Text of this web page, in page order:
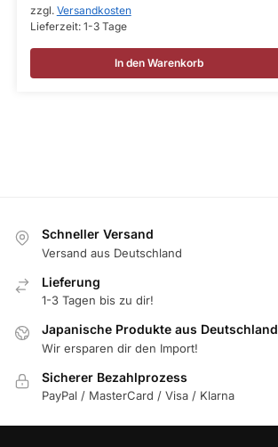
zzgl. Versandkosten
Lieferzeit: 1-3 Tage
In den Warenkorb
Schneller Versand
Versand aus Deutschland
Lieferung
1-3 Tagen bis zu dir!
Japanische Produkte aus Deutschland
Wir ersparen dir den Import!
Sicherer Bezahlprozess
PayPal / MasterCard / Visa / Klarna